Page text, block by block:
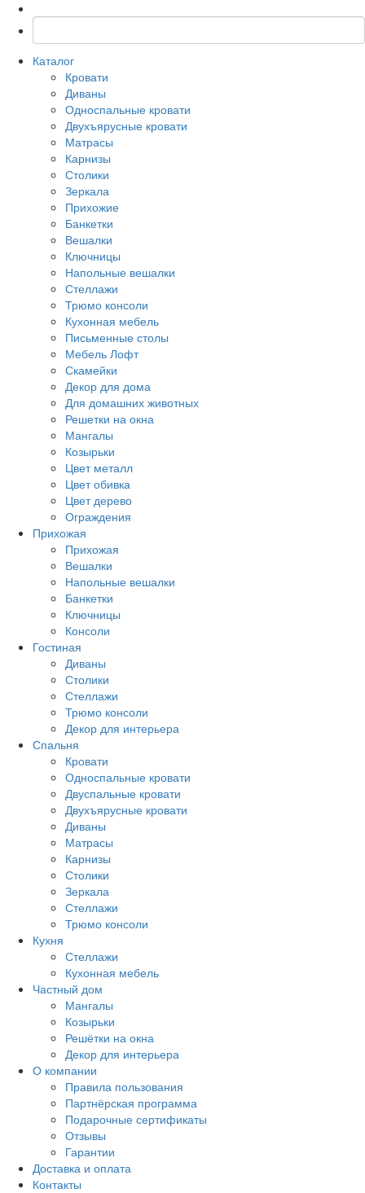
Каталог
Кровати
Диваны
Односпальные кровати
Двухъярусные кровати
Матрасы
Карнизы
Столики
Зеркала
Прихожие
Банкетки
Вешалки
Ключницы
Напольные вешалки
Стеллажи
Трюмо консоли
Кухонная мебель
Письменные столы
Мебель Лофт
Скамейки
Декор для дома
Для домашних животных
Решетки на окна
Мангалы
Козырьки
Цвет металл
Цвет обивка
Цвет дерево
Ограждения
Прихожая
Прихожая
Вешалки
Напольные вешалки
Банкетки
Ключницы
Консоли
Гостиная
Диваны
Столики
Стеллажи
Трюмо консоли
Декор для интерьера
Спальня
Кровати
Односпальные кровати
Двуспальные кровати
Двухъярусные кровати
Диваны
Матрасы
Карнизы
Столики
Зеркала
Стеллажи
Трюмо консоли
Кухня
Стеллажи
Кухонная мебель
Частный дом
Мангалы
Козырьки
Решётки на окна
Декор для интерьера
О компании
Правила пользования
Партнёрская программа
Подарочные сертификаты
Отзывы
Гарантии
Доставка и оплата
Контакты